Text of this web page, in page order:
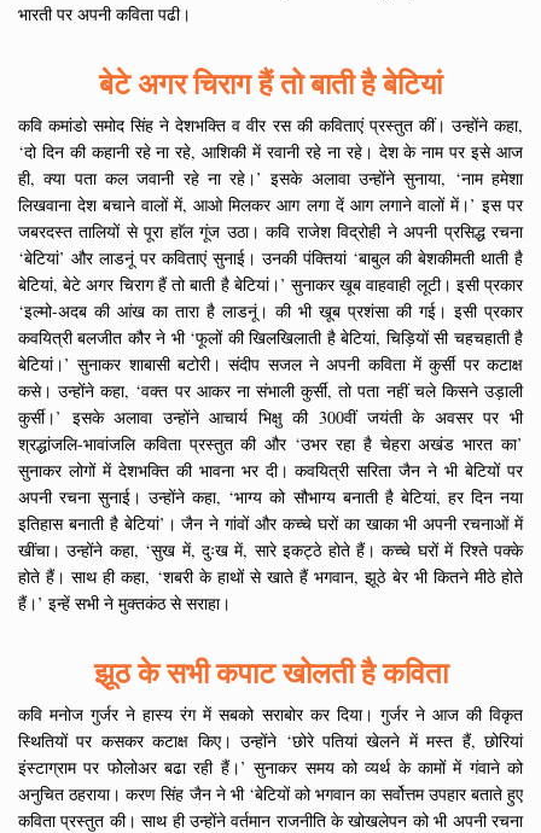
भारती पर अपनी कविता पढी।
बेटे अगर चिराग हैं तो बाती है बेटियां
कवि कमांडो समोद सिंह ने देशभक्ति व वीर रस की कविताएं प्रस्तुत कीं। उन्होंने कहा,
‘दो दिन की कहानी रहे ना रहे, आशिकी में रवानी रहे ना रहे। देश के नाम पर इसे आज
ही, क्या पता कल जवानी रहे ना रहे।’ इसके अलावा उन्होंने सुनाया, ‘नाम हमेशा
लिखवाना देश बचाने वालों में, आओ मिलकर आग लगा दें आग लगाने वालों में।’ इस पर
जबरदस्त तालियों से पूरा हाॅल गूंज उठा। कवि राजेश विद्रोही ने अपनी प्रसिद्ध रचना
‘बेटियां’ और लाडनूं पर कविताएं सुनाई। उनकी पंक्तियां ‘बाबुल की बेशकीमती थाती है
बेटियां, बेटे अगर चिराग हैं तो बाती है बेटियां।’ सुनाकर खूब वाहवाही लूटी। इसी प्रकार
‘इल्मो-अदब की आंख का तारा है लाडनूं। की भी खूब प्रशंसा की गई। इसी प्रकार
कवयित्री बलजीत कौर ने भी ‘फूलों की खिलखिलाती है बेटियां, चिड़ियों सी चहचहाती है
बेटियां।’ सुनाकर शाबासी बटोरी। संदीप सजल ने अपनी कविता में कुर्सी पर कटाक्ष
कसे। उन्होंने कहा, ‘वक्त पर आकर ना संभाली कुर्सी, तो पता नहीं चले किसने उड़ाली
कुर्सी।’ इसके अलावा उन्होंने आचार्य भिक्षु की 300वीं जयंती के अवसर पर भी
श्रद्धांजलि-भावांजलि कविता प्रस्तुत की और ‘उभर रहा है चेहरा अखंड भारत का’
सुनाकर लोगों में देशभक्ति की भावना भर दी। कवयित्री सरिता जैन ने भी बेटियों पर
अपनी रचना सुनाई। उन्होंने कहा, ‘भाग्य को सौभाग्य बनाती है बेटियां, हर दिन नया
इतिहास बनाती है बेटियां’। जैन ने गांवों और कच्चे घरों का खाका भी अपनी रचनाओं में
खींचा। उन्होंने कहा, ‘सुख में, दुःख में, सारे इकट्ठे होते हैं। कच्चे घरों में रिश्ते पक्के
होते हैं। साथ ही कहा, ‘शबरी के हाथों से खाते हैं भगवान, झूठे बेर भी कितने मीठे होते
हैं।’ इन्हें सभी ने मुक्तकंठ से सराहा।
झूठ के सभी कपाट खोलती है कविता
कवि मनोज गुर्जर ने हास्य रंग में सबको सराबोर कर दिया। गुर्जर ने आज की विकृत
स्थितियों पर कसकर कटाक्ष किए। उन्होंने ‘छोरे पतियां खेलने में मस्त हैं, छोरियां
इंस्टाग्राम पर फोेलोअर बढा रही हैं।’ सुनाकर समय को व्यर्थ के कामों में गंवाने को
अनुचित ठहराया। करण सिंह जैन ने भी ‘बेटियों को भगवान का सर्वोत्तम उपहार बताते हुए
कविता प्रस्तुत की। साथ ही उन्होंने वर्तमान राजनीति के खोखलेपन को भी अपनी रचना